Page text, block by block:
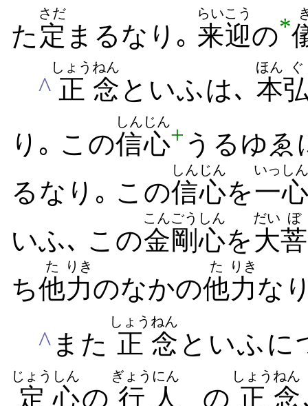
た 定
さだ
まる​なり｡ 来迎
らいこう
の*
^ 正
しょう
念
ねん
といふは､ 本
ほん ぐ
り｡ この信心
しんじん
+ うる​ゆゑ
る​なり｡ この信心
しんじん
を一心
いっしん
いふ､ この金剛
こんごう
心
しん
を大
だい
菩
ぼ
ち他
た
力
りき
の​なか​の他
た
力
りき
な
^ また 正
しょう
念
ねん
といふ​に
定
じょう
心
しん
の 行
ぎょう
人
にん
の 正
しょう
念
ねん